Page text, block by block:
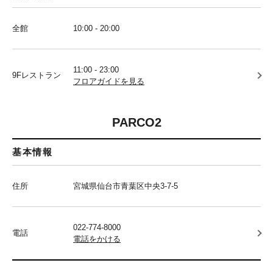
全館 10:00 - 20:00
9Fレストラン
11:00 - 23:00
フロアガイドを見る
PARCO2
基本情報
住所 宮城県仙台市青葉区中央3-7-5
電話
022-774-8000
電話をかける